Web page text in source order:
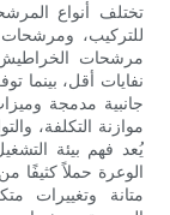
تختلف أنواع
للتركيب، ومرشحات
مرشحات الخراطيش
نفايات أقل، بينما
جانبية مدمجة
موازنة التكلفة،
يُعد فهم بيئة
الوعرة حملاً كثيفًا
متانة وتغييرات